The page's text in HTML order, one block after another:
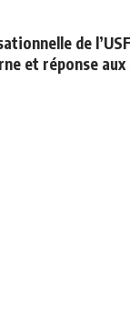
de
et réponse aux